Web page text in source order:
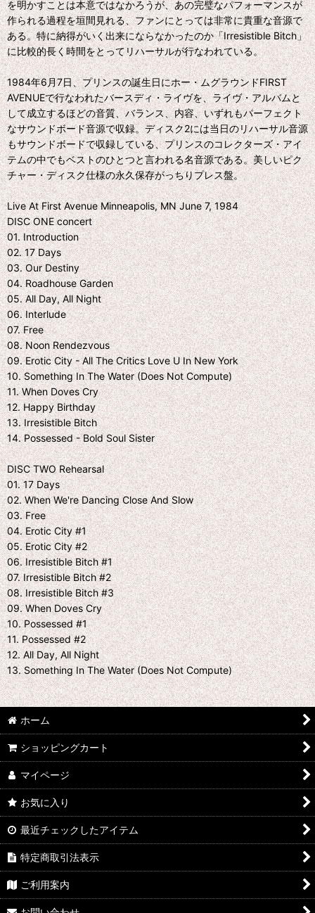
を明かすことは本意ではなかろうが、あの完璧なパフォーマンスが
作られる過程を垣間見れる、ファンにとっては非常に貴重な音源で
ある。特に納得がいく出来にならなかったのか「Irresistible Bitch」
に比較的長く時間をとってリハーサルが行なわれている。
1984年6月7日、プリンスの誕生日にホー・ムグラウンドFIRST
AVENUEで行なわれたバースディ・ライヴを、ライヴ・アルバムと
して成立するほどの音質、バランス、内容、いずれもパーフェクト
なサウンドボード音源で収録。ディスク2には当日のリハーサル音源
もサウンドボードで収録している、プリンスのコレクターズ・アイ
テムの中でもベストのひとつと言われる名音源である。美しいピク
チャー・ディスク仕様の永久保存がっちりプレス盤。
Live At First Avenue Minneapolis, MN June 7, 1984
DISC ONE concert
01. Introduction
02. 17 Days
03. Our Destiny
04. Roadhouse Garden
05. All Day, All Night
06. Interlude
07. Free
08. Noon Rendezvous
09. Erotic City - All The Critics Love U In New York
10. Something In The Water (Does Not Compute)
11. When Doves Cry
12. Happy Birthday
13. Irresistible Bitch
14. Possessed - Bold Soul Sister
DISC TWO Rehearsal
01. 17 Days
02. When We're Dancing Close And Slow
03. Free
04. Erotic City #1
05. Erotic City #2
06. Irresistible Bitch #1
07. Irresistible Bitch #2
08. Irresistible Bitch #3
09. When Doves Cry
10. Possessed #1
11. Possessed #2
12. All Day, All Night
13. Something In The Water (Does Not Compute)
ホーム
ショッピングカート
マイページ
お気に入り
最近チェックしたアイテム
特定商取引法表示
ご利用案内